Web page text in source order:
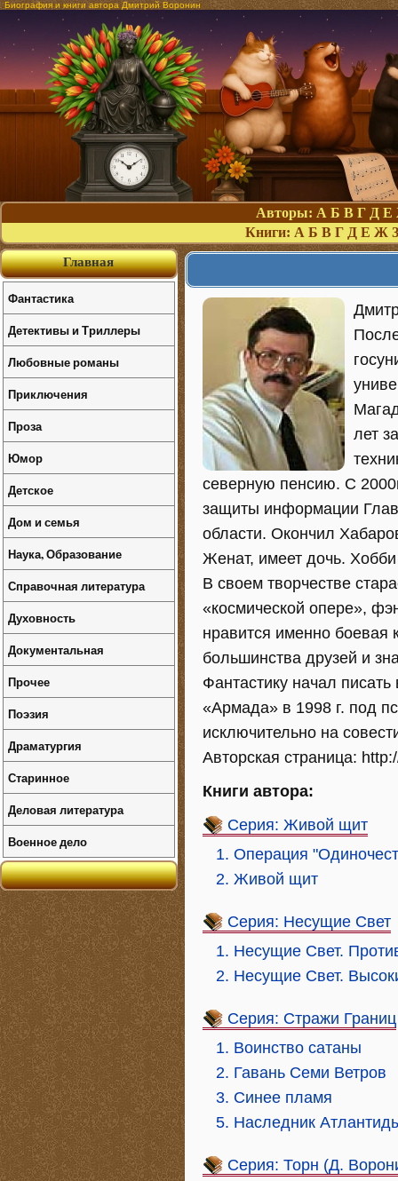
Биография и книги автора Дмитрий Воронин
Авторы: А Б В Г Д Е
Книги: А Б В Г Д Е Ж З
лет
северную пенсию. С
защиты информации
области. Окончил
Женат, имеет дочь.
В своем творчестве
«космической опере»,
нравится именно боевая
большинства друзей и
Фантастику начал
«Армада» в 1998 г. под
исключительно на
Авторская страница:
Книги автора:
Серия: Живой щит
1. Операция
2. Живой щит
Серия: Несущие Свет
1. Несущие Свет.
2. Несущие Свет.
Серия: Стражи Границ
1. Воинство сатаны
2. Гавань Семи Ветров
3. Синее пламя
5. Наследник
Серия: Торн (Д.
Главная
Фантастика
Детективы и Триллеры
Любовные романы
Приключения
Проза
Юмор
Детское
Дом и семья
Наука, Образование
Справочная литература
Духовность
Документальная
Прочее
Поэзия
Драматургия
Старинное
Деловая литература
Военное дело